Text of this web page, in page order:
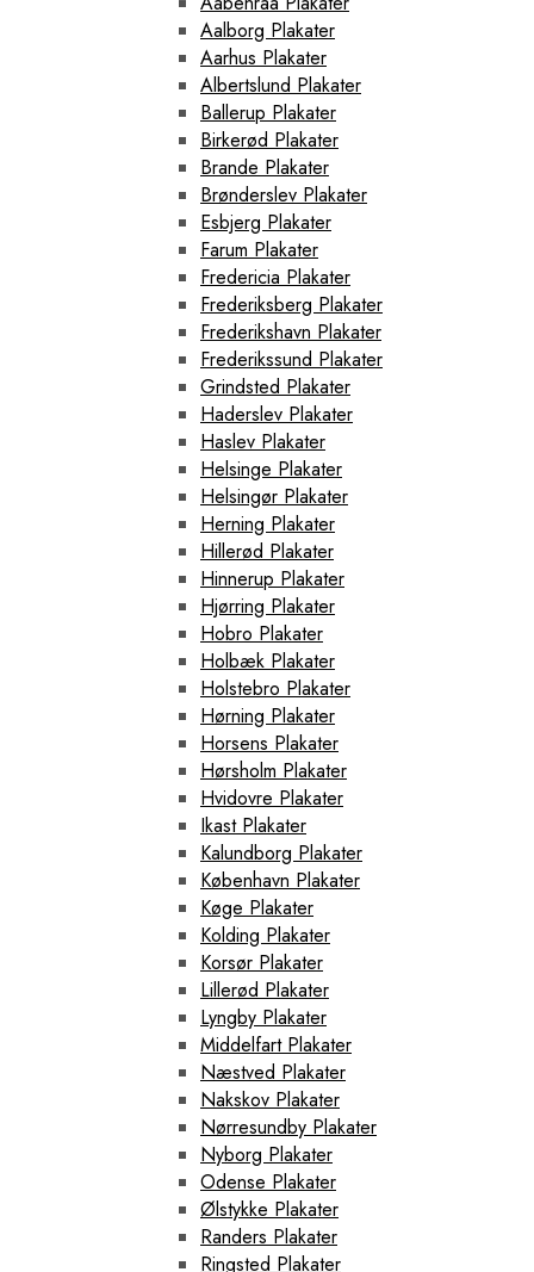
Aalborg Plakater
Aarhus Plakater
Albertslund Plakater
Ballerup Plakater
Birkerød Plakater
Brande Plakater
Brønderslev Plakater
Esbjerg Plakater
Farum Plakater
Fredericia Plakater
Frederiksberg Plakater
Frederikshavn Plakater
Frederikssund Plakater
Grindsted Plakater
Haderslev Plakater
Haslev Plakater
Helsinge Plakater
Helsingør Plakater
Herning Plakater
Hillerød Plakater
Hinnerup Plakater
Hjørring Plakater
Hobro Plakater
Holbæk Plakater
Holstebro Plakater
Hørning Plakater
Horsens Plakater
Hørsholm Plakater
Hvidovre Plakater
Ikast Plakater
Kalundborg Plakater
København Plakater
Køge Plakater
Kolding Plakater
Korsør Plakater
Lillerød Plakater
Lyngby Plakater
Middelfart Plakater
Næstved Plakater
Nakskov Plakater
Nørresundby Plakater
Nyborg Plakater
Odense Plakater
Ølstykke Plakater
Randers Plakater
Ringsted Plakater